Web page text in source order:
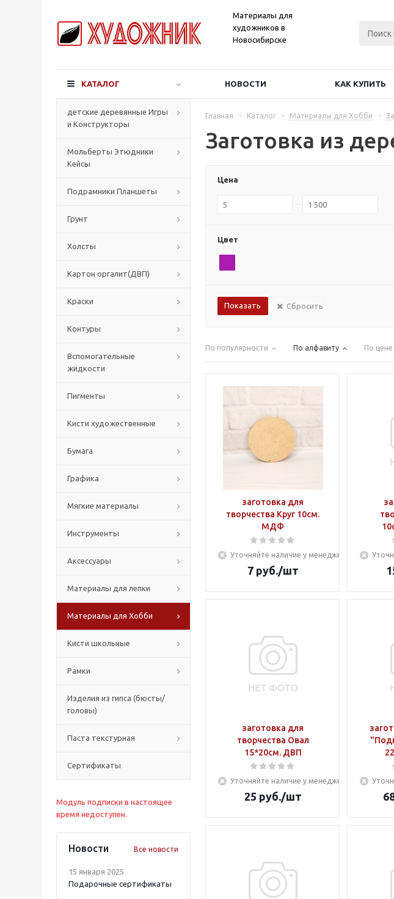
Материалы для
художников в
Новосибирске
КАТАЛОГ НОВОСТИ КАК КУПИТЬ
детские деревянные Игры
и Конструкторы
Мольберты Этюдники
Кейсы
Подрамники Планшеты
Грунт
Холсты
Картон оргалит(ДВП)
Краски
Контуры
Вспомогательные
жидкости
Пигменты
Кисти художественные
Бумага
Графика
Мягкие материалы
Инструменты
Аксессуары
Материалы для лепки
Материалы для Хобби
Кисти школьные
Рамки
Изделия из гипса (бюсты/
головы)
Паста текстурная
Сертификаты
Модуль подписки в настоящее
время недоступен.
Новости Все новости
15 января 2025
Подарочные сертификаты
Главная - Каталог - Материалы для Хобби -
Заготовка из
Цена
Цвет
Сбросить
По популярности По алфавиту По цене
заготовка для
творчества Круг 10см.
МДФ
Уточняйте наличие у менеджера
7руб./шт
заготовка для
творчества Овал
15*20см. ДВП
Уточняйте наличие у менеджера
25 руб./шт